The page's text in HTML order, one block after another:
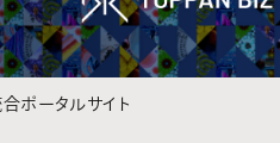
ポータルサイト